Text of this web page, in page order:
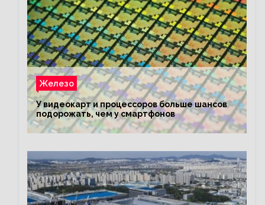
Железо
У видеокарт и процессоров больше шансов
подорожать, чем у смартфонов